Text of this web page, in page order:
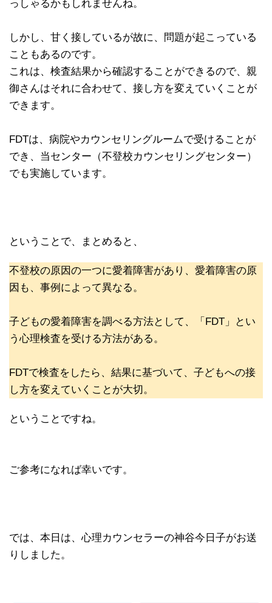
っしゃるかもしれませんね。
しかし、甘く接しているが故に、問題が起こっている
こともあるのです。
これは、検査結果から確認することができるので、親
御さんはそれに合わせて、接し方を変えていくことが
できます。
FDTは、病院やカウンセリングルームで受けることが
でき、当センター（不登校カウンセリングセンター）
でも実施しています。
ということで、まとめると、
不登校の原因の一つに愛着障害があり、愛着障害の原
因も、事例によって異なる。
子どもの愛着障害を調べる方法として、「FDT」とい
う心理検査を受ける方法がある。
FDTで検査をしたら、結果に基づいて、子どもへの接
し方を変えていくことが大切。
ということですね。
ご参考になれば幸いです。
では、本日は、心理カウンセラーの神谷今日子がお送
りしました。